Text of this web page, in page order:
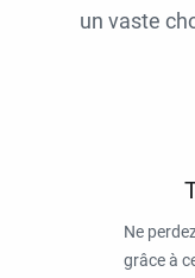
un vaste
Ne
grâce à